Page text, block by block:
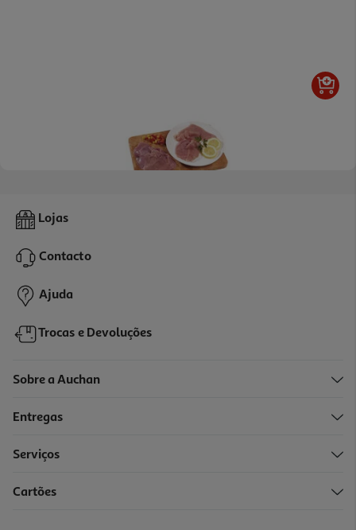
Porco Bifanas Da Perna Kg
4,99 €
Lojas
Contacto
Ajuda
Trocas e Devoluções
Sobre a Auchan
Entregas
Serviços
Cartões